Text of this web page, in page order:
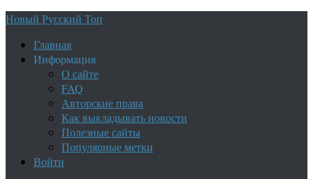
Новый Русский Топ
Главная
Информация
О сайте
FAQ
Авторские права
Как выкладывать новости
Полезные сайты
Популярные метки
Войти